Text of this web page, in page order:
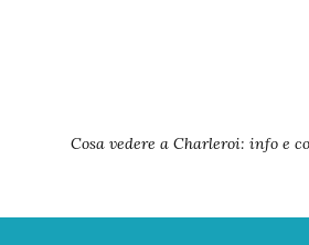
Cosa vedere a Charleroi: info e